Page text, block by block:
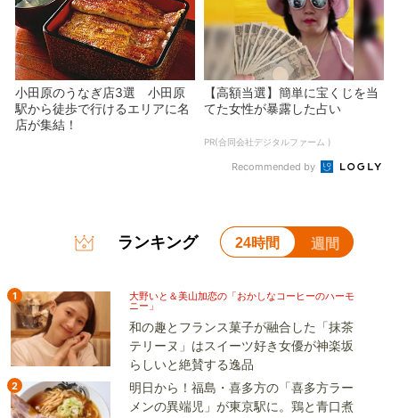
小田原のうなぎ店3選 小田原
駅から徒歩で行けるエリアに名
店が集結！
【高額当選】簡単に宝くじを当
てた女性が暴露した占い
PR(合同会社デジタルファーム )
Recommended by
ランキング 24時間 週間
1
大野いと＆美山加恋の「おかしなコーヒーのハーモ
ニー」
和の趣とフランス菓子が融合した「抹茶
テリーヌ」はスイーツ好き女優が神楽坂
らしいと絶賛する逸品
2
明日から！福島・喜多方の「喜多方ラー
メンの異端児」が東京駅に。鶏と青口煮